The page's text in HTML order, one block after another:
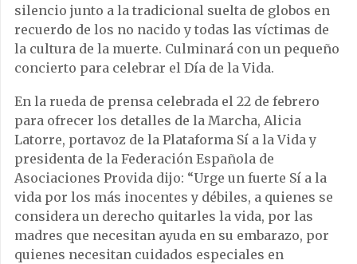
silencio junto a la tradicional suelta de globos en
recuerdo de los no nacido y todas las víctimas de
la cultura de la muerte. Culminará con un pequeño
concierto para celebrar el Día de la Vida.
En la rueda de prensa celebrada el 22 de febrero
para ofrecer los detalles de la Marcha, Alicia
Latorre, portavoz de la Plataforma Sí a la Vida y
presidenta de la Federación Española de
Asociaciones Provida dijo: “Urge un fuerte Sí a la
vida por los más inocentes y débiles, a quienes se
considera un derecho quitarles la vida, por las
madres que necesitan ayuda en su embarazo, por
quienes necesitan cuidados especiales en